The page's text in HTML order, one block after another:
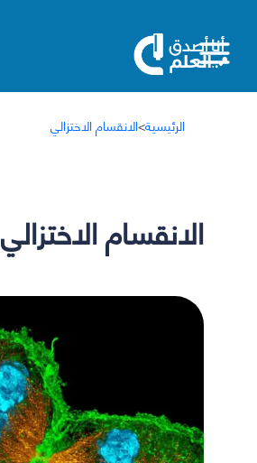
الرئيسية>الانقسام الاختزالي
الانقسام الاختزالي